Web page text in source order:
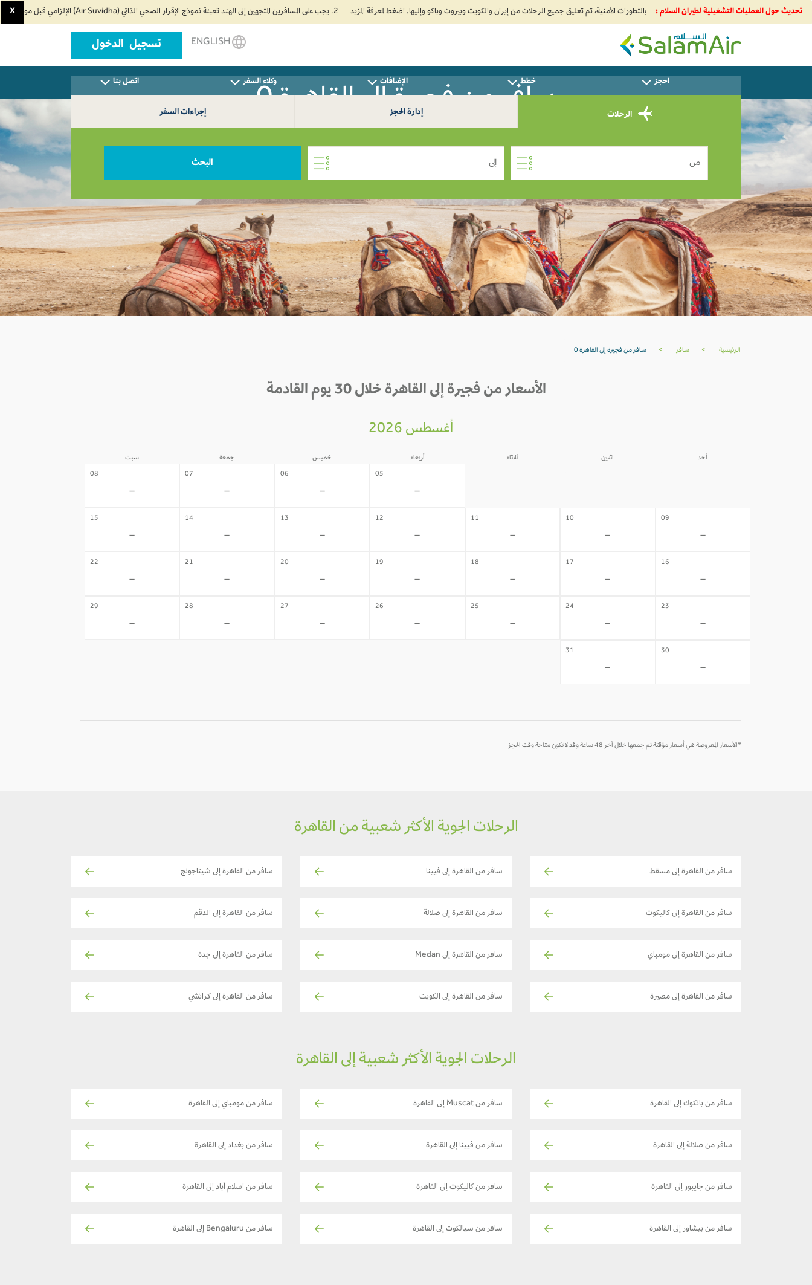
تحديث حول العمليات التشغيلية لطيران السلام : 2. يجب على المسافرين المتجهين إلى الهند تعبئة نموذج الإقرار الصحي الذاتي (Air Suvidha) الإلزامي قبل موعد الوصول بـ 24 ساعة على الأقل. اضغط هنا للدخول إلى بوابة Air Suvidha. X
SalamAir
تسجيل الدخول
احجز خطط الإضافات وكلاء السفر اتصل بنا
سافر من فجيرة إلى القاهرة 0 الرحلات إدارة الحجز إجراءات السفر
من إلى البحث
الرئيسية > سافر > سافر من فجيرة إلى القاهرة 0
الأسعار من فجيرة إلى القاهرة خلال 30 يوم القادمة
أغسطس 2026
أحد اثنين ثلاثاء أربعاء خميس جمعة سبت
05
-
06
-
07
-
08
-
09
-
10
-
11
-
12
-
13
-
14
-
15
-
16
-
17
-
18
-
19
-
20
-
21
-
22
-
23
-
24
-
25
-
26
-
27
-
28
-
29
-
30
-
31
-
*الأسعار المعروضة هي أسعار مؤقتة تم جمعها خلال آخر 48 ساعة وقد لا تكون متاحة وقت الحجز
الرحلات الجوية الأكثر شعبية من القاهرة
سافر من القاهرة إلى مسقط سافر من القاهرة إلى فيينا سافر من القاهرة إلى شيتاجونج
سافر من القاهرة إلى كاليكوت سافر من القاهرة إلى صلالة سافر من القاهرة إلى الدقم
سافر من القاهرة إلى مومباي سافر من القاهرة إلى Medan سافر من القاهرة إلى جدة
سافر من القاهرة إلى مصيرة سافر من القاهرة إلى الكويت سافر من القاهرة إلى كراتشي
الرحلات الجوية الأكثر شعبية إلى القاهرة
سافر من بانكوك إلى القاهرة سافر من Muscat إلى القاهرة سافر من مومباي إلى القاهرة
سافر من صلالة إلى القاهرة سافر من فيينا إلى القاهرة سافر من بغداد إلى القاهرة
سافر من جايبور إلى القاهرة سافر من كاليكوت إلى القاهرة سافر من اسلام آباد إلى القاهرة
سافر من بيشاور إلى القاهرة سافر من سيالكوت إلى القاهرة سافر من Bengaluru إلى القاهرة